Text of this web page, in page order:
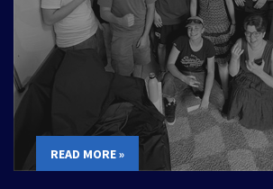
READ MORE »